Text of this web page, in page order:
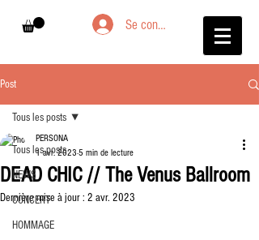
Se connecter
Post
Tous les posts
NEWS
CONCERT
HOMMAGE
Tous les posts
DEAD CHIC // The Venus Ballroom
PERSONA
1 avr. 2023 5 min de lecture
Dernière mise à jour : 2 avr. 2023